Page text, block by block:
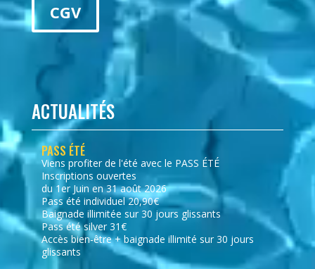
CGV
ACTUALITÉS
PASS ÉTÉ
Viens profiter de l'été avec le PASS ÉTÉ
Inscriptions ouvertes
du 1er Juin en 31 août 2026
Pass été individuel 20,90€
Baignade illimitée sur 30 jours glissants
Pass été silver 31€
Accès bien-être + baignade illimité sur 30 jours
glissants